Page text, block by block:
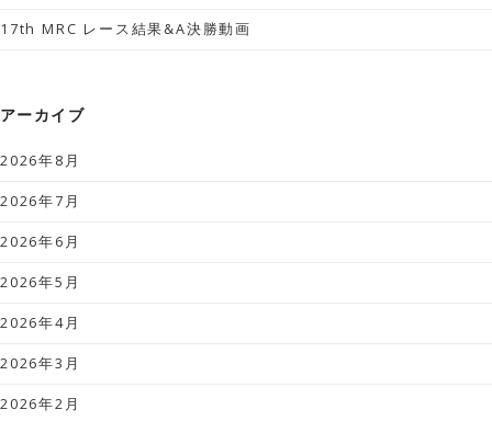
17th MRC レース結果&A決勝動画
アーカイブ
2026年8月
2026年7月
2026年6月
2026年5月
2026年4月
2026年3月
2026年2月